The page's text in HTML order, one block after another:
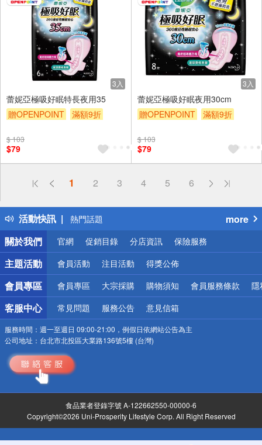
3入
蕾妮亞極吸好眠特長夜用35
贈OPENPOINT
滿額9折
$ 103
$79
3入
蕾妮亞極吸好眠夜用30cm
贈OPENPOINT
滿額9折
$ 103
$79
1 2 3 4 5 6
活動快訊
偏遠地區配送
得獎公告
熱門話題
銀行優惠
偏遠地區配送
詐騙網頁！請小心！
more
關於我們
官網 促銷目錄 分店資訊 保險服務
主題活動 會員活動 注目活動 得獎公佈
會員專區 會員專區 大宗採購 購物須知 會員服務條款 隱
客服中心 常見問題 服務公告 意見信箱
服務時間： 週一至週日 09:00-21:00，例假日依網站公告為主
公司地址： 台北市北投區大業路136號5樓 (台灣)
食品業者登錄字號 A-122662550-00000-6
Copyright©2026 Uni-Prosperity Lifestyle Corp. All Right Reserved